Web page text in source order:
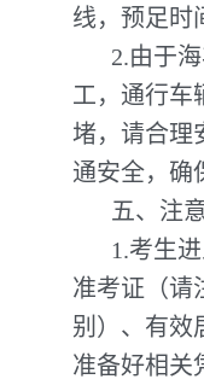
线，预足时
2.由于
工，通行车
堵，请合理
通安全，确
五、注
1.考生
准考证（请
别）、有效
准备好相关